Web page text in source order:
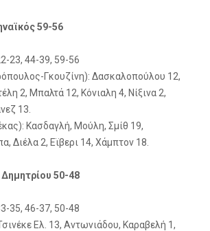
59-56
23, 44-39, 59-56
Γκουζίνη): Δασκαλοπούλου 12,
2, Μπαλτά 12, Κόνιαλη 4, Νίξινα 2,
13.
Κασδαγλή, Μούλη, Σμίθ 19,
Διέλα 2, Εϊβερι 14, Χάμπτον 18.
50-48
35, 46-37, 50-48
Ελ. 13, Αντωνιάδου, Καραβελή 1,